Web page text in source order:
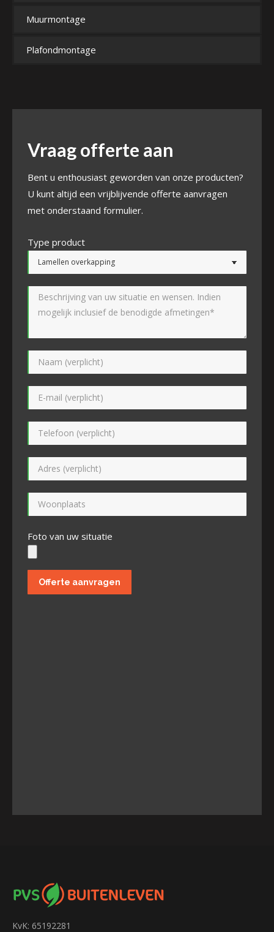
Muurmontage
Plafondmontage
Vraag offerte aan
Bent u enthousiast geworden van onze producten?
U kunt altijd een vrijblijvende offerte aanvragen
met onderstaand formulier.
Type product
Foto van uw situatie
KvK: 65192281